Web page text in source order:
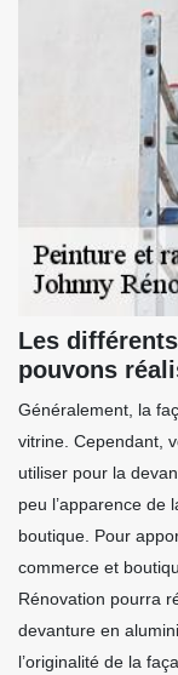
Les
pouvons
Généralement, la
vitrine. Cependant,
utiliser pour la
peu l’apparence de
boutique. Pour
commerce et
Rénovation pourra
devanture en
l’originalité de la